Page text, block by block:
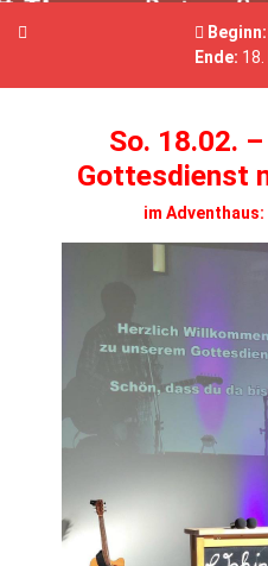
Beginn:
Ende:
So. 18.02.
Gottesdienst
im